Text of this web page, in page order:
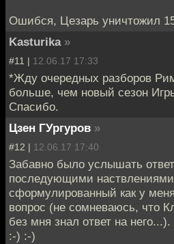
Ошибся, Цезарь уничтожил
Kasturika »
#11 | 12.06.17 17:33
*Жду очередных разборов
больше, чем новый сезон
Спасибо.
Цзен ГУргуров »
#12 | 12.06.17 17:40
Забавно было услышать
последующими
сформулированный как у
вопрос (не сомневаюсь, что
без мня знал ответ на
:-) :-)